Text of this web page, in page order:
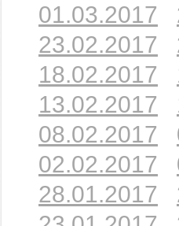
01.03.2017
23.02.2017
18.02.2017
13.02.2017
08.02.2017
02.02.2017
28.01.2017